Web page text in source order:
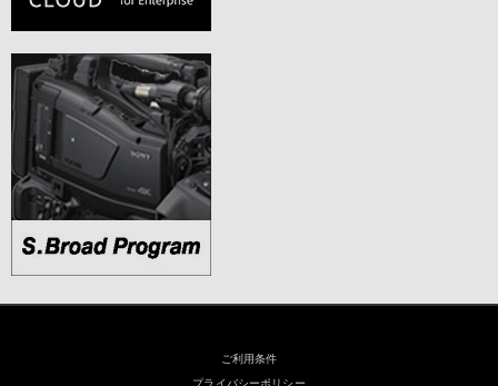
SxS PRO Xをはじめてフォーマットする際の
ご利用条件
プライバシーポリシー